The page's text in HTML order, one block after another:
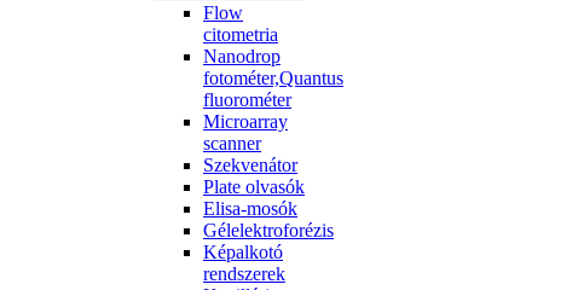
Flow
citometria
Nanodrop
fotométer,Quantus
fluorométer
Microarray
scanner
Szekvenátor
Plate olvasók
Elisa-mosók
Gélelektroforézis
Képalkotó
rendszerek